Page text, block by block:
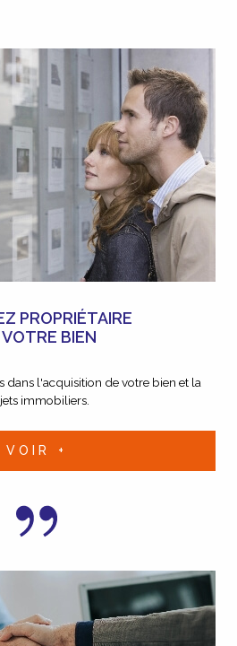
PROPRIÉTAIRE
BIEN
immobiliers.
VOIR +